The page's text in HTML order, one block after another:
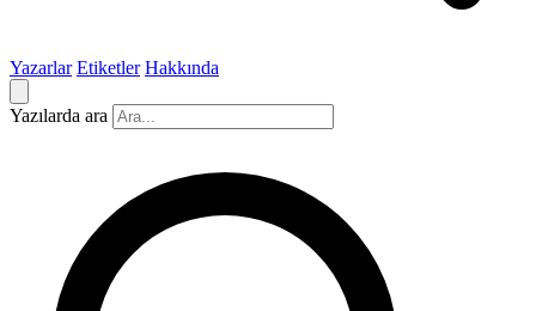
Yazarlar Etiketler Hakkında
Yazılarda ara